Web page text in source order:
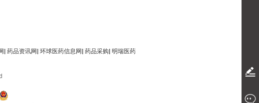
| 药品资讯网| 环球医药信息网| 药品采购| 明瑞医药